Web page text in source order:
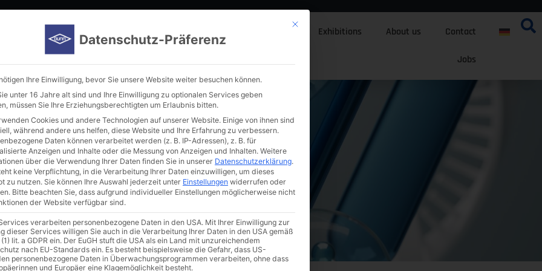
Manufacturer Immunoreagents Exhibitions About us Contact
Jobs
Mit diesem Button wird der Dialog geschlossen. Seine Funktionalität ist
Datenschutz-Präferenz
Ihre Einwilligung, bevor Sie unsere Website weiter besuchen können.
unter 16 Jahre alt sind und Ihre Einwilligung zu optionalen Services geben
müssen Sie Ihre Erziehungsberechtigten um Erlaubnis bitten.
Cookies und andere Technologien auf unserer Website. Einige von ihnen sind
während andere uns helfen, diese Website und Ihre Erfahrung zu verbessern.
Daten können verarbeitet werden (z. B. IP-Adressen), z. B. für
Anzeigen und Inhalte oder die Messung von Anzeigen und Inhalten. Weitere
über die Verwendung Ihrer Daten finden Sie in unserer Datenschutzerklärung.
keine Verpflichtung, in die Verarbeitung Ihrer Daten einzuwilligen, um dieses
zu nutzen. Sie können Ihre Auswahl jederzeit unter Einstellungen widerrufen oder
Bitte beachten Sie, dass aufgrund individueller Einstellungen möglicherweise nicht
der Website verfügbar sind.
verarbeiten personenbezogene Daten in den USA. Mit Ihrer Einwilligung zur
dieser Services willigen Sie auch in die Verarbeitung Ihrer Daten in den USA gemäß
lit. a GDPR ein. Der EuGH stuft die USA als ein Land mit unzureichendem
nach EU-Standards ein. Es besteht beispielsweise die Gefahr, dass US-
personenbezogene Daten in Überwachungsprogrammen verarbeiten, ohne dass
und Europäer eine Klagemöglichkeit besteht.